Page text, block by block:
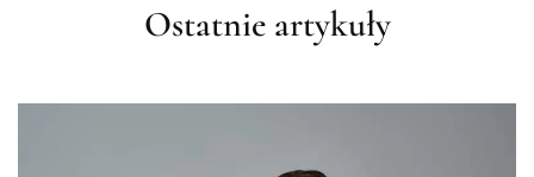
Ostatnie artykuły